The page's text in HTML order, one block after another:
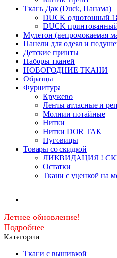
Ткань Дак (Duck, Панама)
DUCK однотонный
DUCK
Мулетон (непромокаемая
Панели для одеял и
Детские принты
Наборы тканей
НОВОГОДНИЕ ТКАНИ
Образцы
Фурнитура
Кружево
Ленты атласные и
Молнии потайные
Нитки
Нитки DOR TAK
Пуговицы
Товары со скидкой
ЛИКВИДАЦИЯ !
Остатки
Ткани с уценкой на
Летнее обновление!
Подробнее
Категории
Ткани с вышивкой